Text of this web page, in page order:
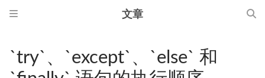
文章
`try`、`except`、`else` 和